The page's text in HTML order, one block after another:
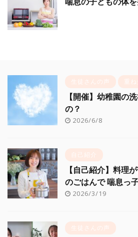
生徒さんの声 重
【開催】幼稚園の
の？
2026/6/8
自己紹介
【自己紹介】料理
のごはんで 喘息っ
2026/3/19
生徒さんの声